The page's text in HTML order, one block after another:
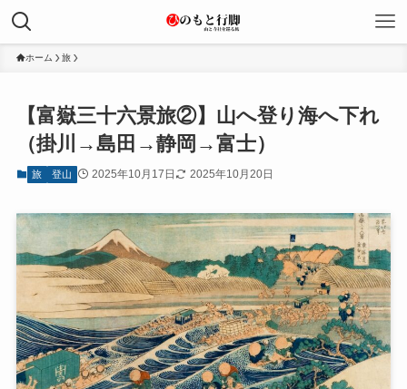
ホーム 旅
【富嶽三十六景旅②】山へ登り海へ下れ
（掛川→島田→静岡→富士）
旅 登山 2025年10月17日 2025年10月20日